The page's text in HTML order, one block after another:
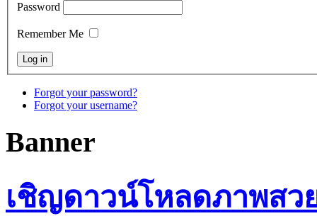
Password
Remember Me
Forgot your password?
Forgot your username?
Banner
เชิญดาวน์โหลดภาพสว